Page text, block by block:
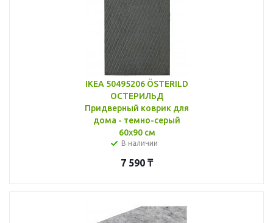
IKEA 50495206 ÖSTERILD
ОСТЕРИЛЬД
Придверный коврик для
дома - темно-серый
60x90 см
В наличии
7 590 ₸